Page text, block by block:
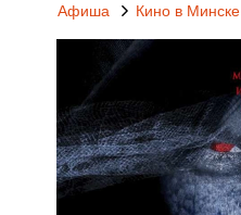
Афиша Кино в Минске